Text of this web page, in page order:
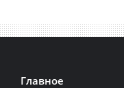
Главное